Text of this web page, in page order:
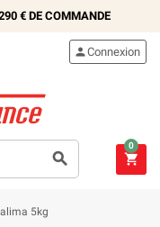
€DE COMMANDE

Connexion

0
5kg